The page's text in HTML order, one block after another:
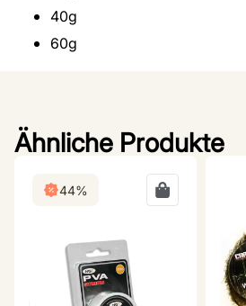
40g
60g
Ähnliche Produkte
44%